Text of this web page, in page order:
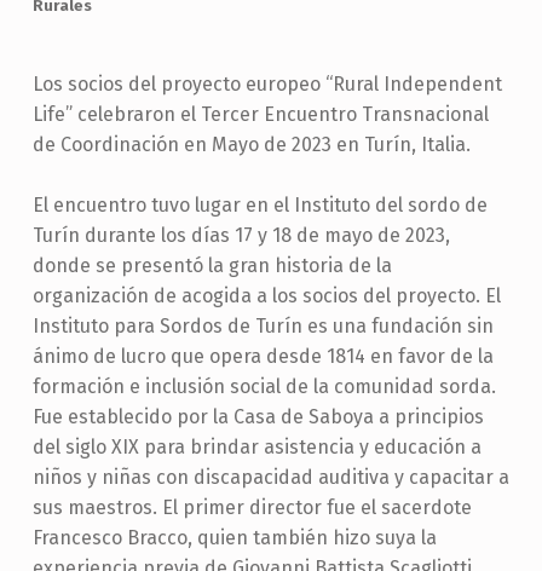
Rurales
Los socios del proyecto europeo “Rural Independent
Life” celebraron el Tercer Encuentro Transnacional
de Coordinación en Mayo de 2023 en Turín, Italia.
El encuentro tuvo lugar en el Instituto del sordo de
Turín durante los días 17 y 18 de mayo de 2023,
donde se presentó la gran historia de la
organización de acogida a los socios del proyecto. El
Instituto para Sordos de Turín es una fundación sin
ánimo de lucro que opera desde 1814 en favor de la
formación e inclusión social de la comunidad sorda.
Fue establecido por la Casa de Saboya a principios
del siglo XIX para brindar asistencia y educación a
niños y niñas con discapacidad auditiva y capacitar a
sus maestros. El primer director fue el sacerdote
Francesco Bracco, quien también hizo suya la